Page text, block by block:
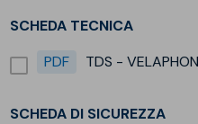
SCHEDA TECNICA
PDF
TDS -
SCHEDA DI SICUREZZA